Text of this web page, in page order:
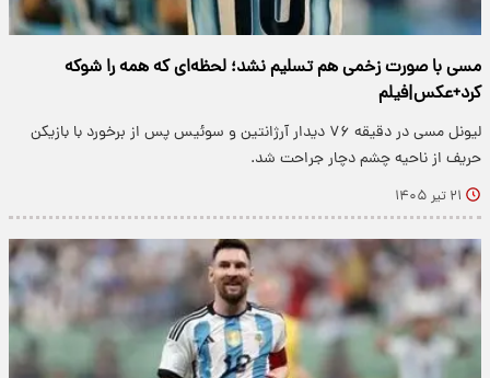
مسی با صورت زخمی هم تسلیم نشد؛ لحظه‌ای که همه را شوکه
کرد+عکس|فیلم
لیونل مسی در دقیقه ۷۶ دیدار آرژانتین و سوئیس پس از برخورد با بازیکن
حریف از ناحیه چشم دچار جراحت شد.
۲۱ تیر ۱۴۰۵